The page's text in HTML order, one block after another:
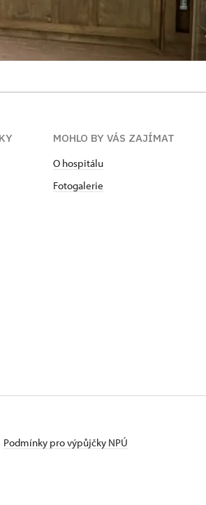
MOHLO BY VÁS ZAJÍMAT
O hospitálu
Fotogalerie
Podmínky pro výpůjčky NPÚ